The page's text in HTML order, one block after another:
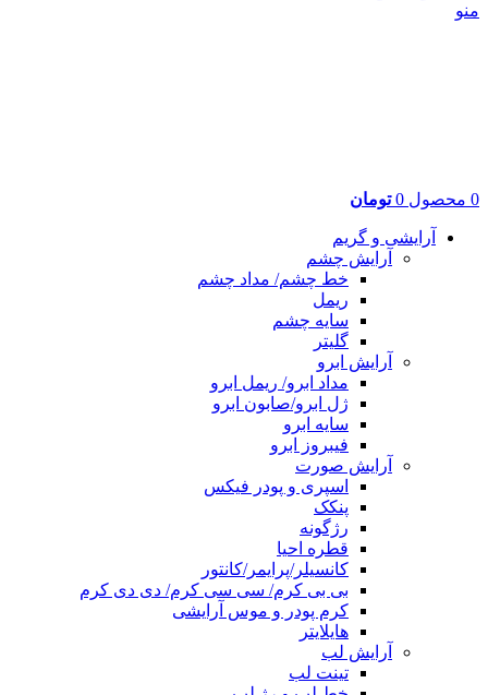
منو
0 محصول 0 تومان
آرایشی و گریم
آرایش چشم
خط چشم/ مداد چشم
ریمل
سایه چشم
گلیتر
آرایش ابرو
مداد ابرو/ ریمل ابرو
ژل ابرو/صابون ابرو
سایه ابرو
فیبروز ابرو
آرایش صورت
اسپری و پودر فیکس
پنکک
رژگونه
قطره احیا
کانسیلر/پرایمر/کانتور
بی بی کرم/ سی سی کرم/ دی دی کرم
کرم پودر و موس آرایشی
هایلایتر
آرایش لب
تینت لب